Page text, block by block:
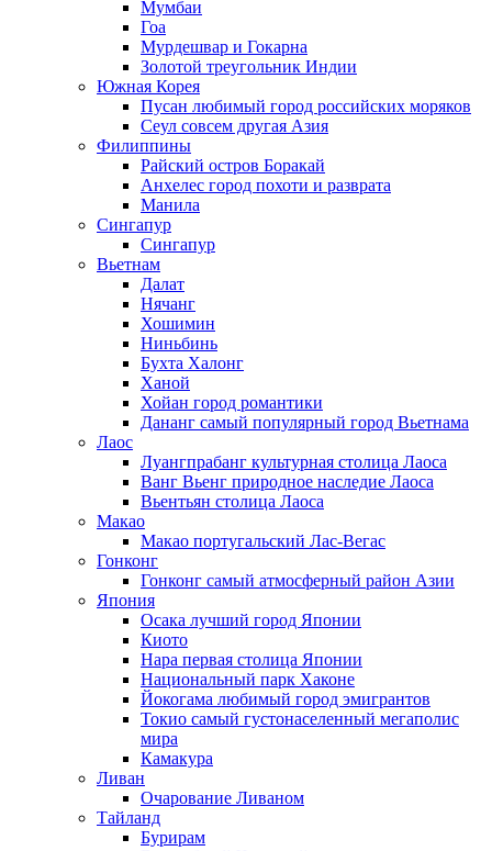
Мумбаи
Гоа
Мурдешвар и Гокарна
Золотой треугольник Индии
Южная Корея
Пусан любимый город российских моряков
Сеул совсем другая Азия
Филиппины
Райский остров Боракай
Анхелес город похоти и разврата
Манила
Сингапур
Сингапур
Вьетнам
Далат
Нячанг
Хошимин
Ниньбинь
Бухта Халонг
Ханой
Хойан город романтики
Дананг самый популярный город Вьетнама
Лаос
Луангпрабанг культурная столица Лаоса
Ванг Вьенг природное наследие Лаоса
Вьентьян столица Лаоса
Макао
Макао португальский Лас-Вегас
Гонконг
Гонконг самый атмосферный район Азии
Япония
Осака лучший город Японии
Киото
Нара первая столица Японии
Национальный парк Хаконе
Йокогама любимый город эмигрантов
Токио самый густонаселенный мегаполис
мира
Камакура
Ливан
Очарование Ливаном
Тайланд
Бурирам